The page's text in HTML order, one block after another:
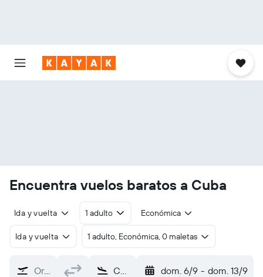
Encuentra vuelos baratos a Cuba
Ida y vuelta 1 adulto Económica
Ida y vuelta 1 adulto, Económica, 0 maletas
Origen Cuba dom. 6/9 - dom. 13/9